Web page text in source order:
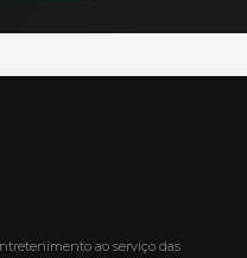
ao serviço das